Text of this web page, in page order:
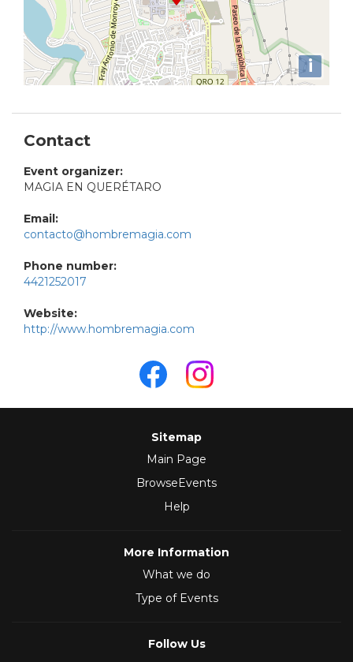
i
Contact
Event organizer:
MAGIA EN QUERÉTARO
Email:
contacto@hombremagia.com
Phone number:
4421252017
Website:
http://www.hombremagia.com
Sitemap
Main Page
BrowseEvents
Help
More Information
What we do
Type of Events
Follow Us